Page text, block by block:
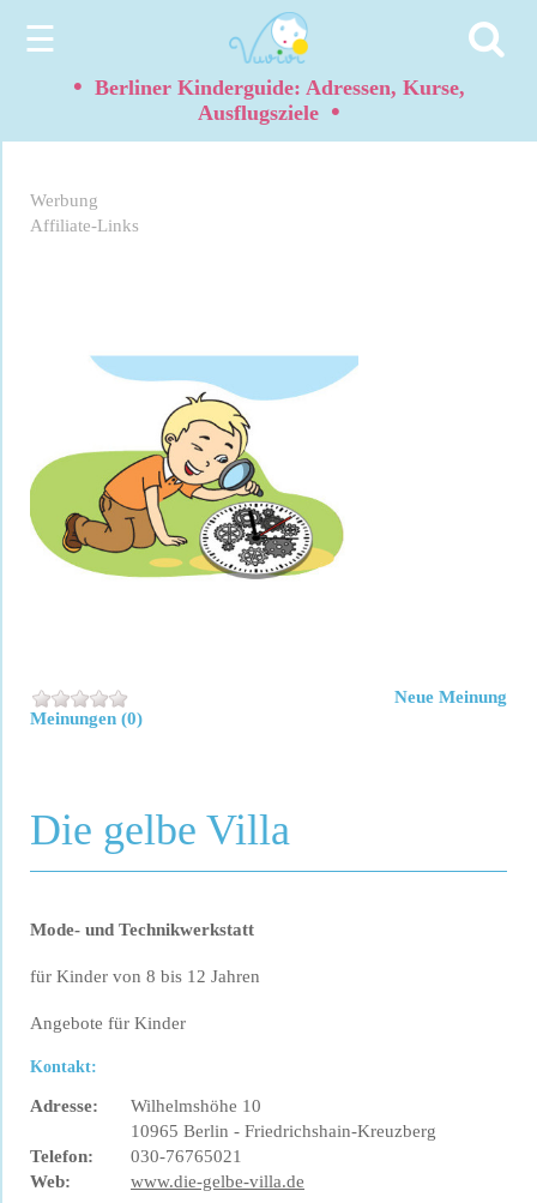
☰
• Berliner Kinderguide: Adressen, Kurse,
Ausflugsziele •
Werbung
Affiliate-Links
Meinungen (0)
Neue Meinung
Die gelbe Villa
Mode- und Technikwerkstatt
für Kinder von 8 bis 12 Jahren
Angebote für Kinder
Kontakt:
Adresse:
Wilhelmshöhe 10
10965 Berlin - Friedrichshain-Kreuzberg
Telefon:
030-76765021
Web:
www.die-gelbe-villa.de